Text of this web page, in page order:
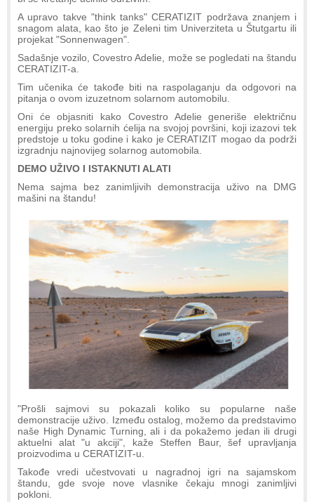
A upravo takve "think tanks" CERATIZIT podržava znanjem i
snagom alata, kao što je Zeleni tim Univerziteta u Štutgartu ili
projekat "Sonnenwagen".
Sadašnje vozilo, Covestro Adelie, može se pogledati na štandu
CERATIZIT-a.
Tim učenika će takođe biti na raspolaganju da odgovori na
pitanja o ovom izuzetnom solarnom automobilu.
Oni će objasniti kako Covestro Adelie generiše električnu
energiju preko solarnih ćelija na svojoj površini, koji izazovi tek
predstoje u toku godine i kako je CERATIZIT mogao da podrži
izgradnju najnovijeg solarnog automobila.
DEMO UŽIVO I ISTAKNUTI ALATI
Nema sajma bez zanimljivih demonstracija uživo na DMG
mašini na štandu!
"Prošli sajmovi su pokazali koliko su popularne naše
demonstracije uživo. Između ostalog, možemo da predstavimo
naše High Dynamic Turning, ali i da pokažemo jedan ili drugi
aktuelni alat "u akciji", kaže Steffen Baur, šef upravljanja
proizvodima u CERATIZIT-u.
Takođe vredi učestvovati u nagradnoj igri na sajamskom
štandu, gde svoje nove vlasnike čekaju mnogi zanimljivi
pokloni.